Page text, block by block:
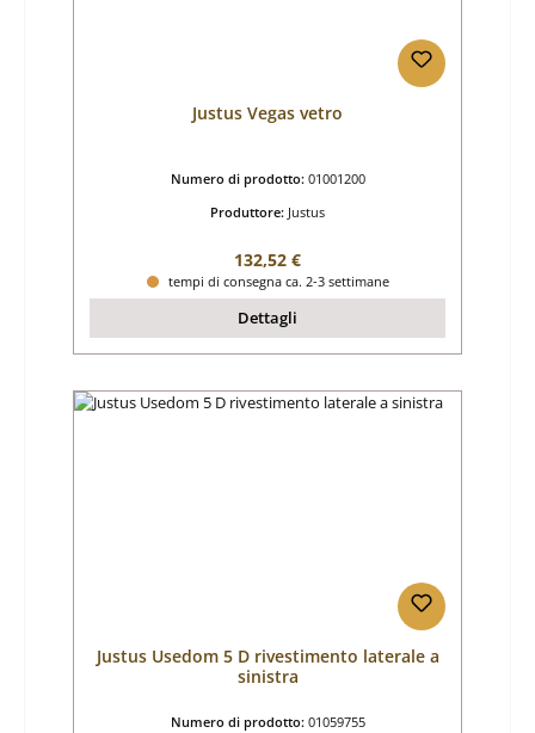
Justus Vegas vetro
Numero di prodotto: 01001200
Produttore: Justus
Prezzo normale:
132,52 €
tempi di consegna ca. 2-3 settimane
Dettagli
Justus Usedom 5 D rivestimento laterale a
sinistra
Numero di prodotto: 01059755